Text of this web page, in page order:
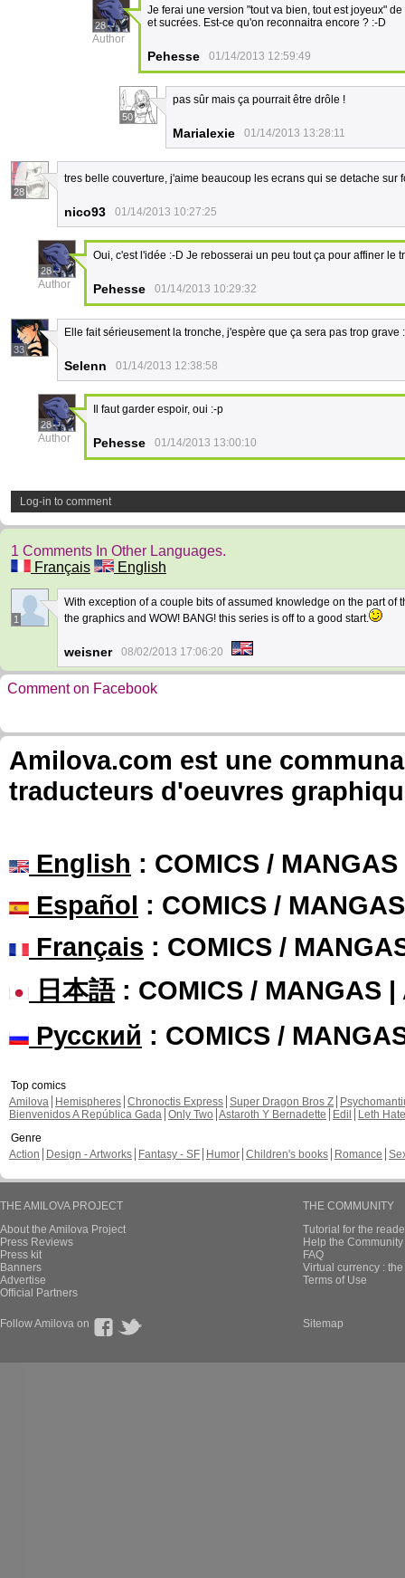
28
Author
Je ferai une version "tout va bien, tout est joyeux"
et sucrées. Est-ce qu'on reconnaitra encore ? :-D
Pehesse 01/14/2013 12:59:49
50
pas sûr mais ça pourrait être drôle !
Marialexie 01/14/2013 13:28:11
28
tres belle couverture, j'aime beaucoup les ecrans qui se detache
nico93 01/14/2013 10:27:25
28
Author
Oui, c'est l'idée :-D Je rebosserai un peu tout ça pour affiner le
Pehesse 01/14/2013 10:29:32
33
Elle fait sérieusement la tronche, j'espère que ça sera pas trop grave
Selenn 01/14/2013 12:38:58
28
Author
Il faut garder espoir, oui :-p
Pehesse 01/14/2013 13:00:10
Log-in to comment
1 Comments In Other Languages.
Français
English
1
With exception of a couple bits of assumed knowledge on the part of
the graphics and WOW! BANG! this series is off to a good start.
weisner 08/02/2013 17:06:20
Comment on Facebook
Amilova.com est une
traducteurs d'oeuvres
English : COMICS /
Español : COMICS /
Français : COMICS /
日本語: COMICS / MANGAS |
Русский : COMICS /
Top comics
Amilova
Hemispheres Chronoctis Express Super Dragon Bros Z
Bienvenidos A República Gada Only Two Astaroth Y Bernadette Edil
Leth Hate
Genre
Action
Design - Artworks Fantasy - SF Humor Children's books Romance
THE AMILOVA PROJECT
About the Amilova Project
Press Reviews
Press kit
Banners
Advertise
Official Partners
THE COMMUNITY
Tutorial for the
Help the
FAQ
Virtual currency :
Terms of Use
Follow Amilova on Sitemap